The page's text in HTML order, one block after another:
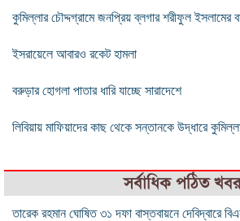
কুমিল্লার চৌদ্দগ্রামে জনপ্রিয় ব্লগার শরীফুল ইসলামের
ইসরায়েলে আবারও রকেট হামলা
বরুড়ার হোগলা পাতার ধারি যাচ্ছে সারাদেশে
লিবিয়ায় মাফিয়াদের কাছ থেকে সন্তানকে উদ্ধারে
সর্বাধিক পঠিত খবর
তারেক রহমান ঘোষিত ৩১ দফা বাস্তবায়নে দেবিদ্বারে